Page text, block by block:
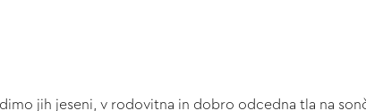
jih jeseni, v rodovitna in dobro odcedna tla na